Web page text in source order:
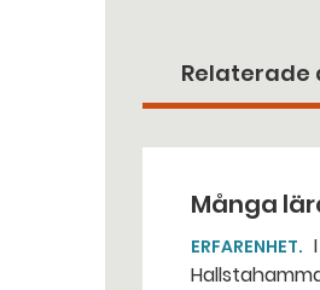
Relaterade
Många
ERFARENHET